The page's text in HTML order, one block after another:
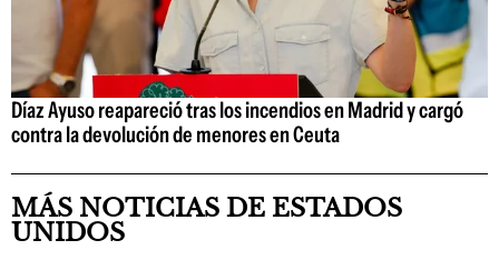
Díaz Ayuso reapareció tras los incendios en Madrid y cargó
contra la devolución de menores en Ceuta
MÁS NOTICIAS DE ESTADOS
UNIDOS